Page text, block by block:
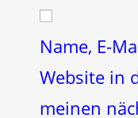
zum
ein
URL
ein
(optional)
Name, E-
Website in
meinen